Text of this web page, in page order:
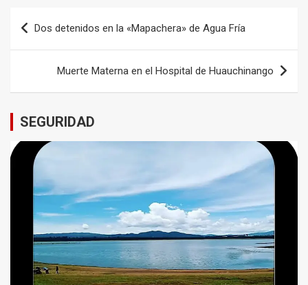
Navegación
de
entradas
Dos detenidos en la «Mapachera» de Agua Fría
Muerte Materna en el Hospital de Huauchinango
SEGURIDAD